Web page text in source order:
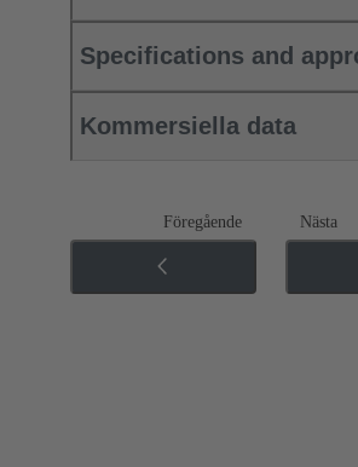
Specifications and
Kommersiella data
Föregående Nästa